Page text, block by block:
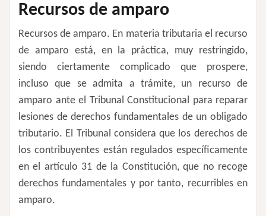
Recursos de amparo
Recursos de amparo. En materia tributaria el recurso
de amparo está, en la práctica, muy restringido,
siendo ciertamente complicado que prospere,
incluso que se admita a trámite, un recurso de
amparo ante el Tribunal Constitucional para reparar
lesiones de derechos fundamentales de un obligado
tributario. El Tribunal considera que los derechos de
los contribuyentes están regulados específicamente
en el artículo 31 de la Constitución, que no recoge
derechos fundamentales y por tanto, recurribles en
amparo.